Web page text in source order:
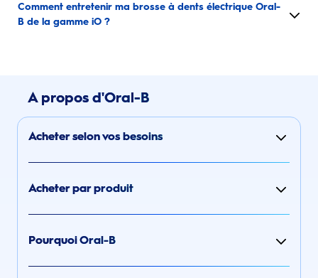
Comment entretenir ma brosse à dents électrique Oral-
B de la gamme iO ?
A propos d'Oral-B
Acheter selon vos besoins
Acheter par produit
Pourquoi Oral-B